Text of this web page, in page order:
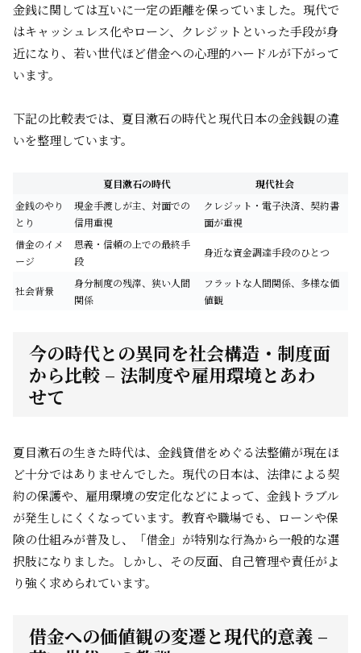
金銭に関しては互いに一定の距離を保っていました。現代で
はキャッシュレス化やローン、クレジットといった手段が身
近になり、若い世代ほど借金への心理的ハードルが下がって
います。
下記の比較表では、夏目漱石の時代と現代日本の金銭観の違
いを整理しています。
夏目漱石の時代
現代社会
金銭のやり
とり
現金手渡しが主、対面での
信用重視
クレジット・電子決済、契約書
面が重視
借金のイメ
ージ
恩義・信頼の上での最終手
段
身近な資金調達手段のひとつ
社会背景
身分制度の残滓、狭い人間
関係
フラットな人間関係、多様な価
値観
今の時代との異同を社会構造・制度面
から比較 – 法制度や雇用環境とあわ
せて
夏目漱石の生きた時代は、金銭貸借をめぐる法整備が現在ほ
ど十分ではありませんでした。現代の日本は、法律による契
約の保護や、雇用環境の安定化などによって、金銭トラブル
が発生しにくくなっています。教育や職場でも、ローンや保
険の仕組みが普及し、「借金」が特別な行為から一般的な選
択肢になりました。しかし、その反面、自己管理や責任がよ
り強く求められています。
借金への価値観の変遷と現代的意義 –